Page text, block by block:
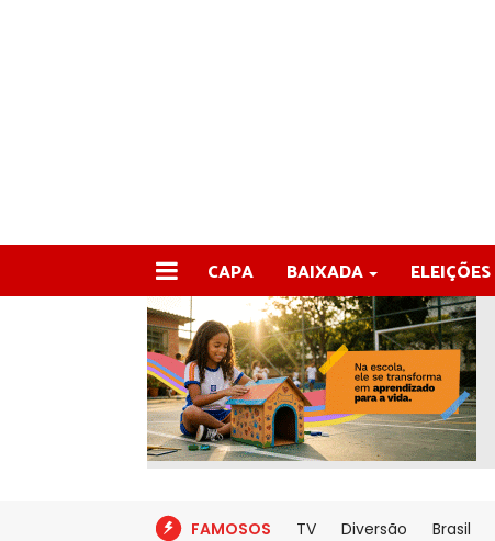
CAPA BAIXADA ELEIÇÕES
FAMOSOS TV Diversão Brasil